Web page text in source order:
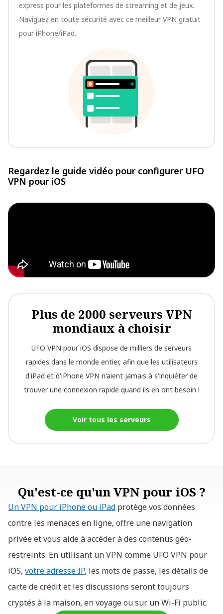
express pour les plateformes de streaming et de jeux.
Naviguez en toute sécurité avec ce meilleur VPN gratuit
pour iPhone/iPad.
Regardez le guide vidéo pour configurer UFO
VPN pour iOS
Plus de 2000 serveurs VPN
mondiaux à choisir
UFO VPN pour iOS dispose de milliers de serveurs
rapides dans le monde entier, afin que les utilisateurs
d'iPad et d'iPhone VPN n'aient jamais à s'inquiéter de
trouver une connexion rapide quand ils en ont besoin !
Voir tous les serveurs
Qu'est-ce qu'un VPN pour iOS ?
Un VPN pour iPhone ou iPad protège vos données
contre les menaces en ligne, offre une navigation
privée et vous aide à accéder à des contenus géo-
restreints. En utilisant un VPN comme UFO VPN pour
iOS, votre adresse IP, les mots de passe, les détails de
carte de crédit et les discussions seront toujours
cryptés à la maison, en voyage ou sur un Wi-Fi public.